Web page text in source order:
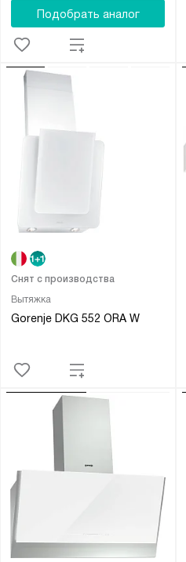
Подобрать аналог
Вытяжка
Gorenje DKG 552 ORA W
Снят с производства